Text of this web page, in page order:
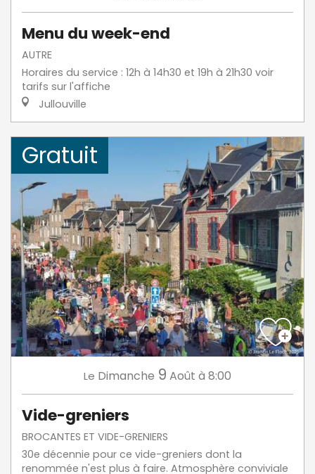
Menu du week-end
AUTRE
Horaires du service : 12h à 14h30 et 19h à 21h30 voir
tarifs sur l'affiche
Jullouville
Gratuit
Le Dimanche 9 Août à 8:00
Vide-greniers
BROCANTES ET VIDE-GRENIERS
30e décennie pour ce vide-greniers dont la
renommée n'est plus à faire. Atmosphère conviviale